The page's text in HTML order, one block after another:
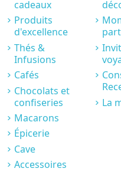
cadeaux
Produits
d'excellence
Thés &
Infusions
Cafés
Chocolats et
confiseries
Macarons
Épicerie
Cave
Accessoires
La